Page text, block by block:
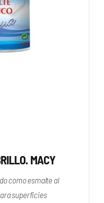
MACY
como esmalte al
superficies